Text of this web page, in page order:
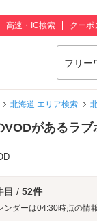
高速・IC検索 クーポ
フリー
北海道 エリア検索
VODがあるラブ
目 / 52件
ダーは04:30時点の情